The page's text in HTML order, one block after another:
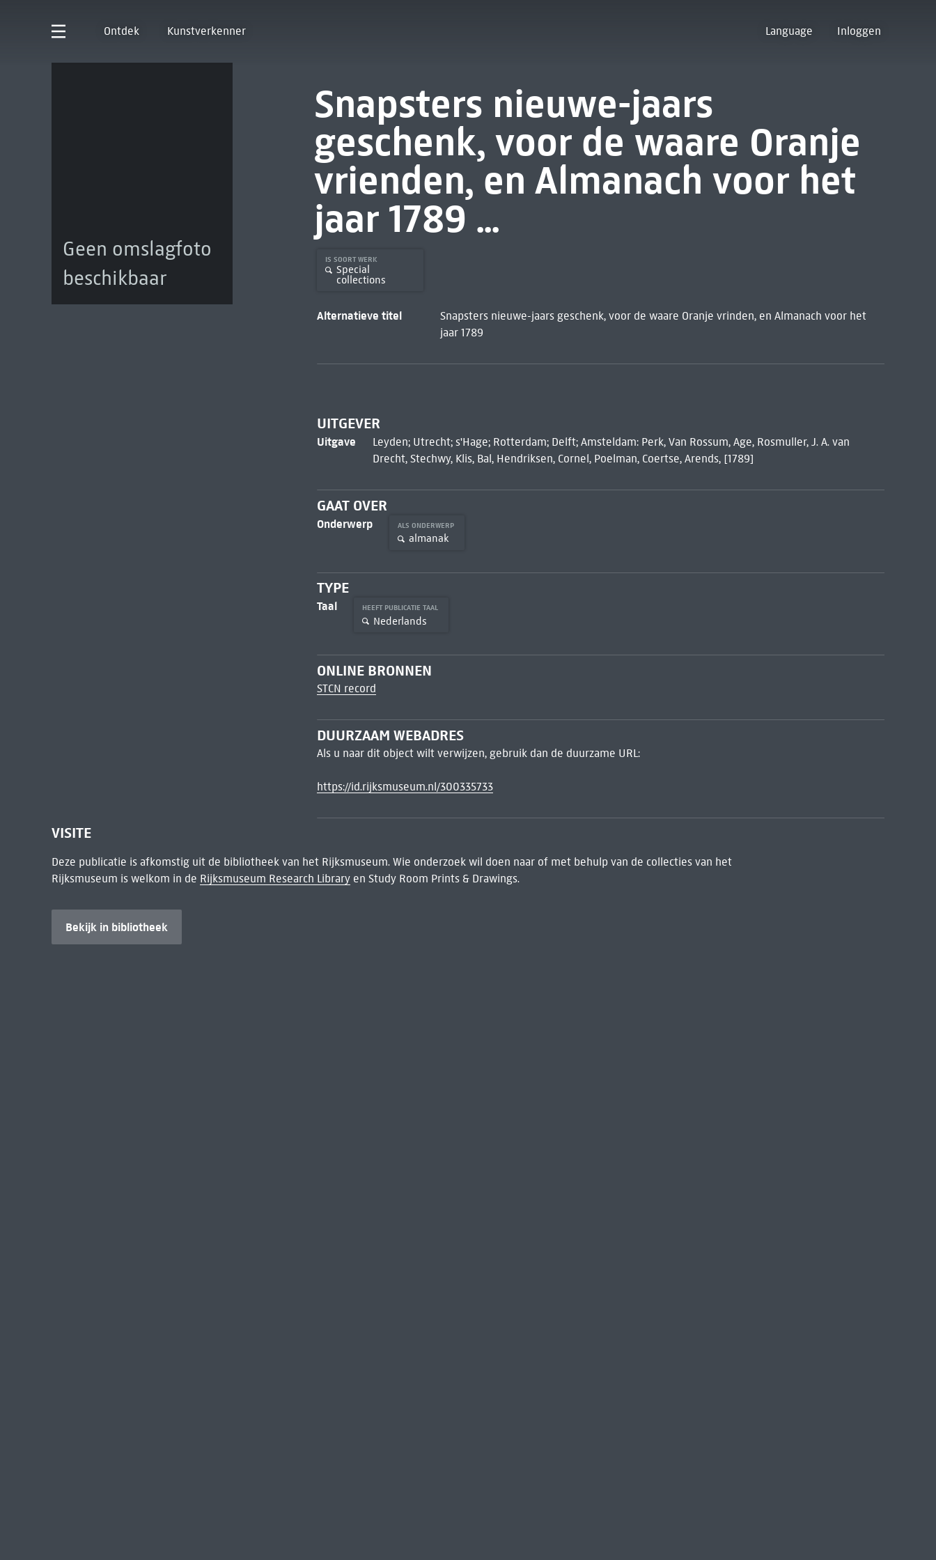
Ontdek Kunstverkenner Language Inloggen
Geen omslagfoto
beschikbaar
Snapsters nieuwe-jaars
geschenk, voor de waare Oranje
vrienden, en Almanach voor het
jaar 1789 ...
IS SOORT WERK
Special
collections
Alternatieve titel
Snapsters nieuwe-jaars geschenk, voor de waare Oranje vrinden, en Almanach voor het
jaar 1789
UITGEVER
Uitgave
Leyden; Utrecht; s'Hage; Rotterdam; Delft; Amsteldam: Perk, Van Rossum, Age, Rosmuller, J. A. van
Drecht, Stechwy, Klis, Bal, Hendriksen, Cornel, Poelman, Coertse, Arends, [1789]
GAAT OVER
Onderwerp ALS ONDERWERP
almanak
TYPE
Taal HEEFT PUBLICATIE TAAL
Nederlands
ONLINE BRONNEN
STCN record
DUURZAAM WEBADRES
Als u naar dit object wilt verwijzen, gebruik dan de duurzame URL:
https://id.rijksmuseum.nl/300335733
VISITE
Deze publicatie is afkomstig uit de bibliotheek van het Rijksmuseum. Wie onderzoek wil doen naar of met behulp van de collecties van het
Rijksmuseum is welkom in de Rijksmuseum Research Libraryen Study Room Prints & Drawings.
Bekijk in bibliotheek